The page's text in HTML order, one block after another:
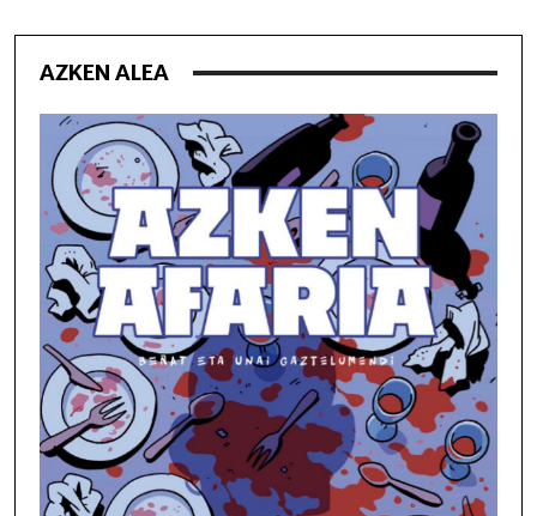
AZKEN ALEA